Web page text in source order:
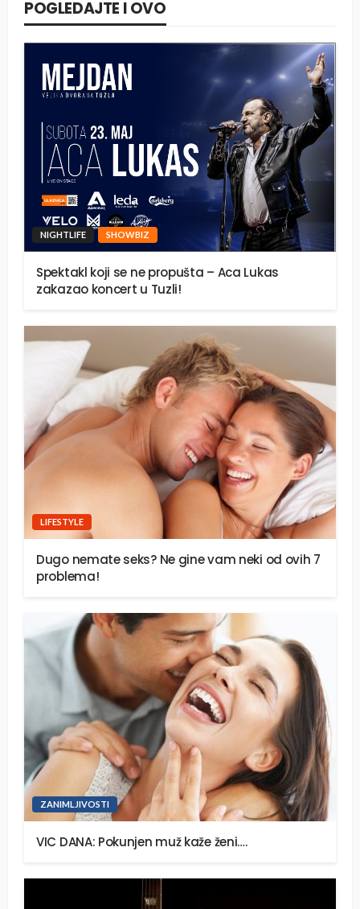
POGLEDAJTE I OVO
NIGHTLIFE SHOWBIZ
Spektakl koji se ne propušta – Aca Lukas
zakazao koncert u Tuzli!
LIFESTYLE
Dugo nemate seks? Ne gine vam neki od ovih 7
problema!
ZANIMLJIVOSTI
VIC DANA: Pokunjen muž kaže ženi….